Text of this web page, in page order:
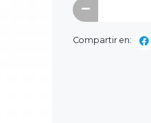
Compartir en: